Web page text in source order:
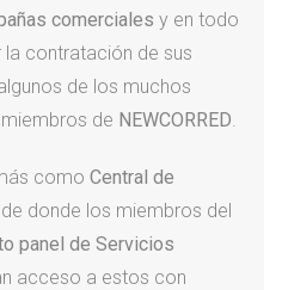
comerciales y en todo
contratación de sus
de los muchos
de NEWCORRED.
como Central de
donde los miembros del
panel de Servicios
acceso a estos con